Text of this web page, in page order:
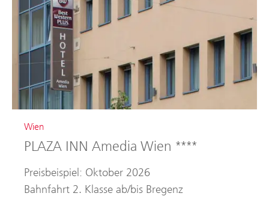
Wien
PLAZA INN Amedia Wien ****
Preisbeispiel: Oktober 2026
Bahnfahrt 2. Klasse ab/bis Bregenz